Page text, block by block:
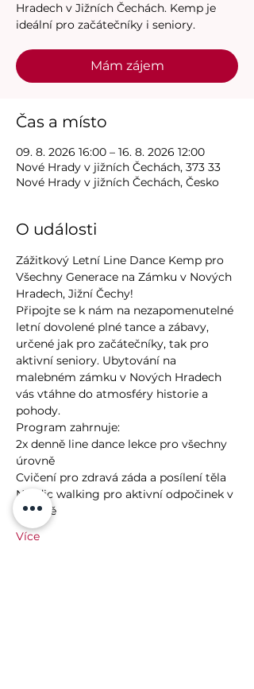
Hradech v Jižních Čechách. Kemp je
ideální pro začátečníky i seniory.
Mám zájem
Čas a místo
09. 8. 2026 16:00 – 16. 8. 2026 12:00
Nové Hrady v jižních Čechách, 373 33
Nové Hrady v jižních Čechách, Česko
O události
Zážitkový Letní Line Dance Kemp pro
Všechny Generace na Zámku v Nových
Hradech, Jižní Čechy!
Připojte se k nám na nezapomenutelné
letní dovolené plné tance a zábavy,
určené jak pro začátečníky, tak pro
aktivní seniory. Ubytování na
malebném zámku v Nových Hradech
vás vtáhne do atmosféry historie a
pohody.
Program zahrnuje:
2x denně line dance lekce pro všechny
úrovně
Cvičení pro zdravá záda a posílení těla
Nordic walking pro aktivní odpočinek v
přírodě
Více